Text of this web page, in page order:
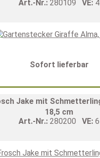
Art.-Nr.: 280109 VE: 4
Sofort lieferbar
Jake mit
18,5 cm
Art.-Nr.: 280200 VE: 6